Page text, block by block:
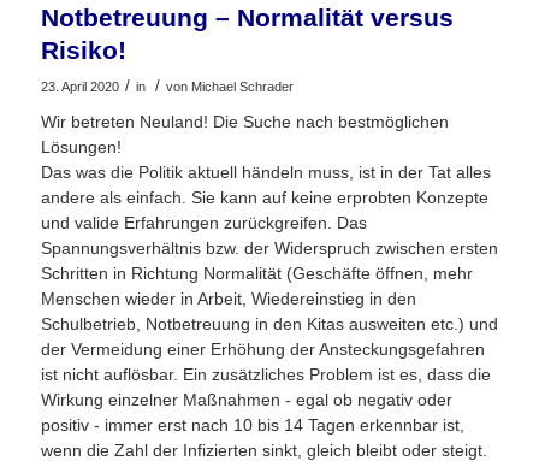
Notbetreuung – Normalität versus
Risiko!
23. April 2020 / in / von Michael Schrader
Wir betreten Neuland! Die Suche nach bestmöglichen
Lösungen!
Das was die Politik aktuell händeln muss, ist in der Tat alles
andere als einfach. Sie kann auf keine erprobten Konzepte
und valide Erfahrungen zurückgreifen. Das
Spannungsverhältnis bzw. der Widerspruch zwischen ersten
Schritten in Richtung Normalität (Geschäfte öffnen, mehr
Menschen wieder in Arbeit, Wiedereinstieg in den
Schulbetrieb, Notbetreuung in den Kitas ausweiten etc.) und
der Vermeidung einer Erhöhung der Ansteckungsgefahren
ist nicht auflösbar. Ein zusätzliches Problem ist es, dass die
Wirkung einzelner Maßnahmen - egal ob negativ oder
positiv - immer erst nach 10 bis 14 Tagen erkennbar ist,
wenn die Zahl der Infizierten sinkt, gleich bleibt oder steigt.